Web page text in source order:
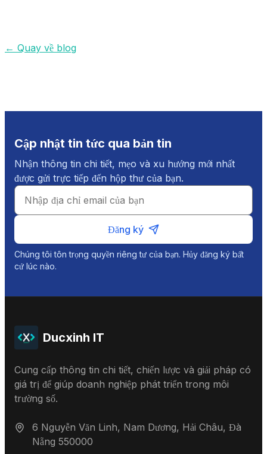
← Quay về blog
Cập nhật tin tức qua bản tin
Nhận thông tin chi tiết, mẹo và xu hướng mới nhất
được gửi trực tiếp đến hộp thư của bạn.
Đăng ký
Chúng tôi tôn trọng quyền riêng tư của bạn. Hủy đăng ký bất
cứ lúc nào.
Ducxinh IT
Cung cấp thông tin chi tiết, chiến lược và giải pháp có
giá trị để giúp doanh nghiệp phát triển trong môi
trường số.
6 Nguyễn Văn Linh, Nam Dương, Hải Châu, Đà
Nẵng 550000